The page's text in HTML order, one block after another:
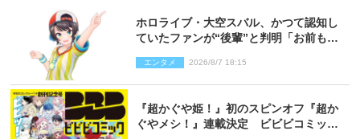
ホロライブ・大空スバル、かつて認知し
ていたファンが“後輩”と判明「お前もし
エンタメ 2026/8/7 18:15
『超かぐや姫！』初のスピンオフ『超か
ぐやメシ！』連載決定 ビビビコミック